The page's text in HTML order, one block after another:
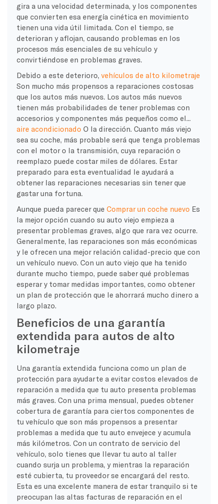
gira a una velocidad determinada, y los componentes
que convierten esa energía cinética en movimiento
tienen una vida útil limitada. Con el tiempo, se
deterioran y aflojan, causando problemas en los
procesos más esenciales de su vehículo y
convirtiéndose en problemas graves.
Debido a este deterioro, vehículos de alto kilometraje
Son mucho más propensos a reparaciones costosas
que los autos más nuevos. Los autos más nuevos
tienen más probabilidades de tener problemas con
accesorios y componentes más pequeños como el...
aire acondicionado O la dirección. Cuanto más viejo
sea su coche, más probable será que tenga problemas
con el motor o la transmisión, cuya reparación o
reemplazo puede costar miles de dólares. Estar
preparado para esta eventualidad le ayudará a
obtener las reparaciones necesarias sin tener que
gastar una fortuna.
Aunque pueda parecer que Comprar un coche nuevo Es
la mejor opción cuando su auto viejo empieza a
presentar problemas graves, algo que rara vez ocurre.
Generalmente, las reparaciones son más económicas
y le ofrecen una mejor relación calidad-precio que con
un vehículo nuevo. Con un auto viejo que ha tenido
durante mucho tiempo, puede saber qué problemas
esperar y tomar medidas importantes, como obtener
un plan de protección que le ahorrará mucho dinero a
largo plazo.
Beneficios de una garantía
extendida para autos de alto
kilometraje
Una garantía extendida funciona como un plan de
protección para ayudarte a evitar costos elevados de
reparación a medida que tu auto presenta problemas
más graves. Con una prima mensual, puedes obtener
cobertura de garantía para ciertos componentes de
tu vehículo que son más propensos a presentar
problemas a medida que tu auto envejece y acumula
más kilómetros. Con un contrato de servicio del
vehículo, solo tienes que llevar tu auto al taller
cuando surja un problema, y mientras la reparación
esté cubierta, tu proveedor se encargará del resto.
Esta es una excelente manera de estar tranquilo si te
preocupan las altas facturas de reparación en el